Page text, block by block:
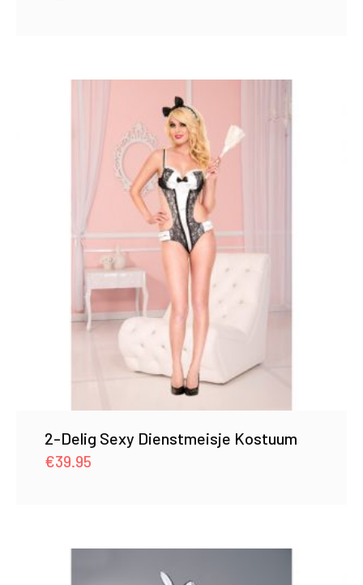
2-Delig Sexy Dienstmeisje Kostuum
€39.95